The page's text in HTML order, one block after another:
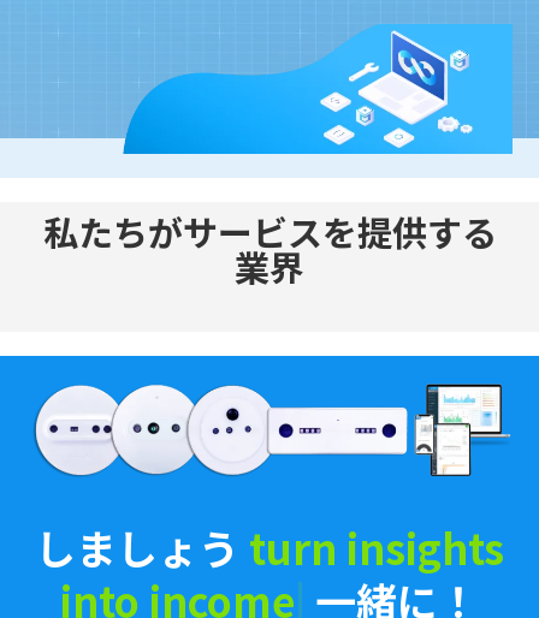
私たちがサービスを提供する
業界
しましょう turn ins|一緒
に！